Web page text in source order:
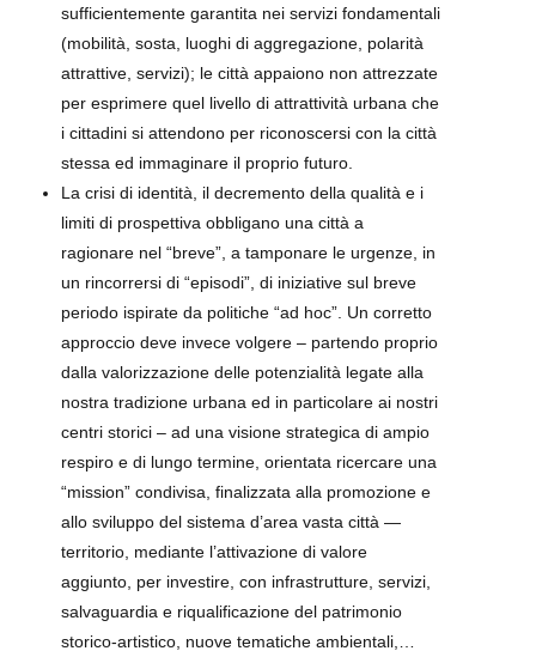
sufficientemente garantita nei servizi fondamentali
(mobilità, sosta, luoghi di aggregazione, polarità
attrattive, servizi); le città appaiono non attrezzate
per esprimere quel livello di attrattività urbana che
i cittadini si attendono per riconoscersi con la città
stessa ed immaginare il proprio futuro.
La crisi di identità, il decremento della qualità e i
limiti di prospettiva obbligano una città a
ragionare nel “breve”, a tamponare le urgenze, in
un rincorrersi di “episodi”, di iniziative sul breve
periodo ispirate da politiche “ad hoc”. Un corretto
approccio deve invece volgere – partendo proprio
dalla valorizzazione delle potenzialità legate alla
nostra tradizione urbana ed in particolare ai nostri
centri storici – ad una visione strategica di ampio
respiro e di lungo termine, orientata ricercare una
“mission” condivisa, finalizzata alla promozione e
allo sviluppo del sistema d’area vasta città —
territorio, mediante l’attivazione di valore
aggiunto, per investire, con infrastrutture, servizi,
salvaguardia e riqualificazione del patrimonio
storico-artistico, nuove tematiche ambientali,…